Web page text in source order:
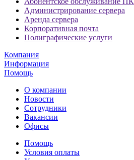
Администрирование сервера
Аренда сервера
Корпоративная почта
Полиграфические услуги
Компания
Информация
Помощь
О компании
Новости
Сотрудники
Вакансии
Офисы
Помощь
Условия оплаты